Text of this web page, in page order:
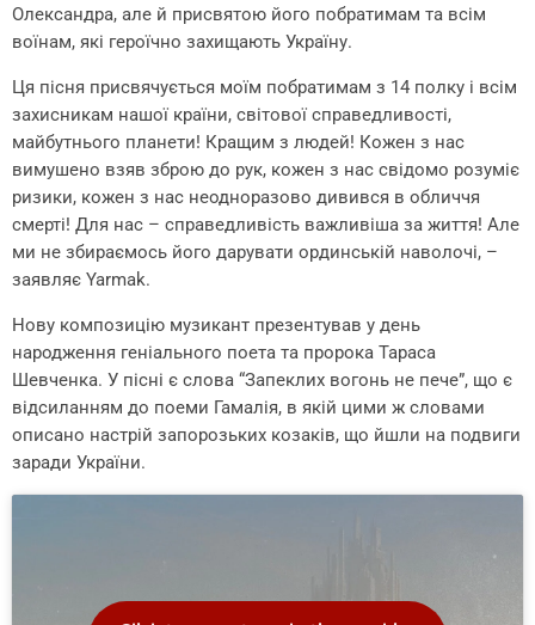
Олександра, але й присвятою його побратимам та всім
воїнам, які героїчно захищають Україну.
Ця пісня присвячується моїм побратимам з 14 полку і всім
захисникам нашої країни, світової справедливості,
майбутнього планети! Кращим з людей! Кожен з нас
вимушено взяв зброю до рук, кожен з нас свідомо розуміє
ризики, кожен з нас неодноразово дивився в обличчя
смерті! Для нас – справедливість важливіша за життя! Але
ми не збираємось його дарувати ординській наволочі, –
заявляє Yarmak.
Нову композицію музикант презентував у день
народження геніального поета та пророка Тараса
Шевченка. У пісні є слова “Запеклих вогонь не пече”, що є
відсиланням до поеми Гамалія, в якій цими ж словами
описано настрій запорозьких козаків, що йшли на подвиги
заради України.